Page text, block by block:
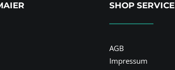
SHOP SERVICE
AGB
Impressum